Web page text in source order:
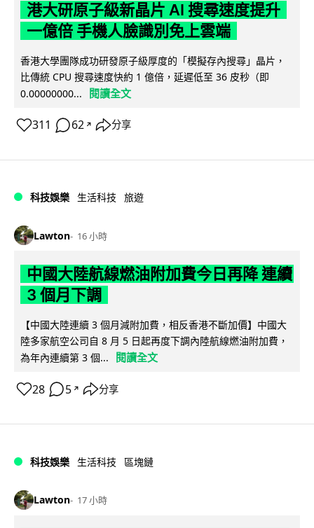
港大研原子級新晶片 AI 搜尋速度提升
一億倍 手機人臉識別免上雲端
香港大學團隊成功研發原子級厚度的「模擬存內搜尋」晶片，
比傳統 CPU 搜尋速度快約 1 億倍，延遲低至 36 皮秒（即
0.00000000...
閱讀全文
311 62 ↗ 分享
科技娛樂 生活科技 旅遊
Lawton 16 小時
中國大陸航線燃油附加費今日再降 連續
3 個月下調
【中國大陸連續 3 個月減附加費，相反香港不斷加價】中國大
陸多家航空公司自 8 月 5 日起再度下調內陸航線燃油附加費，
為年內連續第 3 個...
閱讀全文
28 5 ↗ 分享
科技娛樂 生活科技 區塊鏈
Lawton 17 小時